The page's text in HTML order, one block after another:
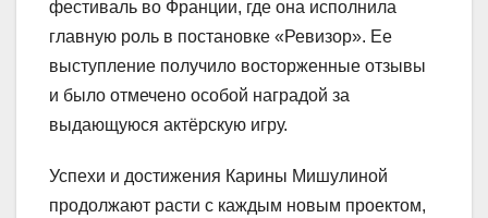
фестиваль во Франции, где она исполнила
главную роль в постановке «Ревизор». Ее
выступление получило восторженные отзывы
и было отмечено особой наградой за
выдающуюся актёрскую игру.
Успехи и достижения Карины Мишулиной
продолжают расти с каждым новым проектом,